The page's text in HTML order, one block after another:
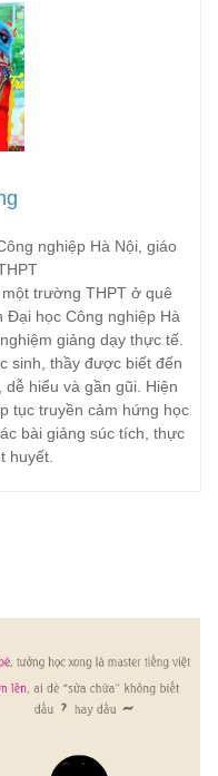
nghiệp Hà Nội, giáo
trường THPT ở quê
Đại học Công nghiệp Hà
giảng dạy thực tế.
sinh, thầy được biết đến
hiểu và gần gũi. Hiện
tục truyền cảm hứng học
bài giảng súc tích, thực
huyết.